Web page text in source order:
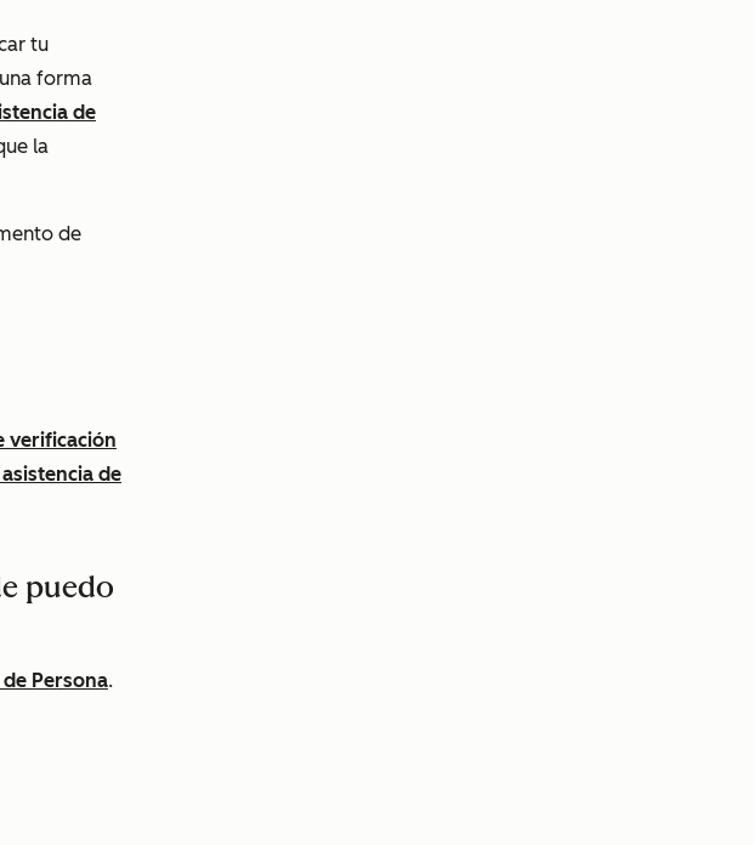
tu
forma
de
la
de
verificación
de
puedo
Persona.